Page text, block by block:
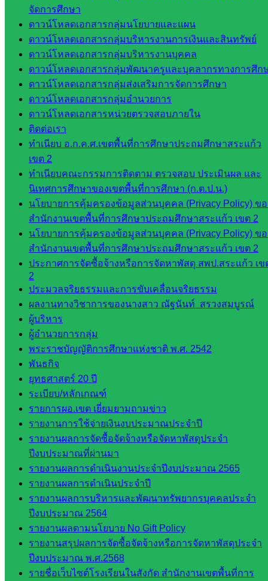
จัดการศึกษา
ดาวน์โหลดเอกสารกลุ่มนโยบายและแผน
ดาวน์โหลดเอกสารกลุ่มบริหารงานการเงินและสินทรัพย์
ดาวน์โหลดเอกสารกลุ่มบริหารงานบุคคล
ดาวน์โหลดเอกสารกลุ่มพัฒนาครูและบุคลากรทางการศึก
ดาวน์โหลดเอกสารกลุ่มส่งเสริมการจัดการศึกษา
ดาวน์โหลดเอกสารกลุ่มอำนวยการ
ดาวน์โหลดเอกสารหน่วยตรวจสอบภายใน
ติดต่อเรา
ทำเนียบ อ.ก.ค.ศ.เขตพื้นที่การศึกษาประถมศึกษาสระแก้ว
เขต 2
ทำเนียบคณะกรรมการติดตาม ตรวจสอบ ประเมินผล และ
นิเทศการศึกษาของเขตพื้นที่การศึกษา (ก.ต.ป.น.)
นโยบายการคุ้มครองข้อมูลส่วนบุคคล (Privacy Policy) ข
สำนักงานเขตพื้นที่การศึกษาประถมศึกษาสระแก้ว เขต 2
นโยบายการคุ้มครองข้อมูลส่วนบุคคล (Privacy Policy) ข
สำนักงานเขตพื้นที่การศึกษาประถมศึกษาสระแก้ว เขต 2
ประกาศการจัดซื้อจ้างหรือการจัดหาพัสดุ สพป.สระแก้ว เข
2
ประมวลจริยธรรมและการขับเคลื่อนจริยธรรม
ผลงานทางวิชาการของนางสาว ณัฐนันท์ สรวงสมบูรณ์
ผู้บริหาร
ผู้อำนวยการกลุ่ม
พระราชบัญญัติการศึกษาแห่งชาติ พ.ศ. 2542
พันธกิจ
ยุทธศาสตร์ 20 ปี
ระเบียบ/หลักเกณฑ์
รายการผอ.เขต เยี่ยมยามถามข่าว
รายงานการใช้จ่ายเงินงบประมาณประจำปี
รายงานผลการจัดซื้อจัดจ้างหรือจัดหาพัสดุประจำ
ปีงบประมาณที่ผ่านมา
รายงานผลการดำเนินงานประจำปีงบประมาณ 2565
รายงานผลการดำเนินประจำปี
รายงานผลการบริหารและพัฒนาทรัพยากรบุคคลประจำ
ปีงบประมาณ 2564
รายงานผลตามนโยบาย No Gift Policy
รายงานสรุปผลการจัดซื้อจัดจ้างหรือการจัดหาพัสดุประจำ
ปีงบประมาณ พ.ศ.2568
รายชื่อเว็บไซต์โรงเรียนในสังกัด สำนักงานเขตพื้นที่การ
เว็บไซต์
หลักสูตร
ต้าน
ทุจริต
ห้อง
นิเทศ
ศน.นิพนธ์
พรมพิไล
ห้อง
นิเทศ
ศน.ชยา
ธิศ/
ศน.อัญชลี
ห้อง
นิเทศ
ดร.สราว
ดี เพ็งศรี
โคตร
เว็บไซต์
คณะ
กรรมการ
ก.ต.ป.น.
เว็บไซต์
อ.ค.ก.ศ.เขต
พื้นที่การ
ศึกษา
ดาวน์โหลด
เอกสาร
กลุ่
มอำนวย
การ
กลุ่ม
บริหาร
งานงาน